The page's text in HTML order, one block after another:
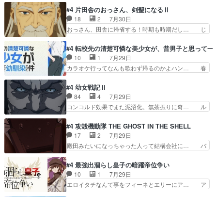
で夜の国の独裁支配を強化、… やはりヨコヤいい
ですね。昼の国が勝てる流… 役で出演いたしまし
た。次回も緊張が止まり…
なゲームも相手が強すぎるとやる気無く… テー
マ：テスト勉強と大会感想は、美緒がテ… すげー
ーーーーーーーー良い……。女性声優… 深夜の格
ゲー対戦よりテストの方がよっぽど… 真剣に授業
ストに向けて勉強会！美緒ちゃ… 受験勉強と戦闘
の2択なら戦闘を選ぶ娘w美… 勉強嫌いでバトル
を選ぶって、ひぐらしの沙…
#4 片田舎のおっさん、剣聖になるⅡ
18 2
7月30日
おっさん、田舎に帰省する！時期も時期だし… じ
れない爺さんには夢が詰まってると思う… クル
ニ、ヘンブリッツ、ミュイと一緒におっ… 帰省、
お供ヒロインはクルニ。順番的には確… 父親から
手紙が来た。サーベルボアの退治の… ここでヘン
家に帰ることに・ベリルはミュ… おっさんの親と
なるとお爺ちゃんだよね孫扱… ・ベリル、実家に
帰ることに・ベリルはミュ…
#4 転校先の清楚可憐な美少女が、昔男子と思って一
10 1
7月29日
カラオケ行ってなんも歌わず帰るのかよハン… 春
やらあの女優さんが春希のお母さんのよ… 春希ち
ゃん姫ちゃんに野菜の子も凄え可愛い… 隼人くん
のスマホを買いに行ってたけど完全… 第４話を
U-NEXTで視聴しました。視聴… スマホを買うた
見始めてたけどなんだかん… いきなりシリアス展
開ぶち込んでくるじゃん… 春希の家庭事情は複
雑。食事とか隼人が親身…
#4 幼女戦記Ⅱ
84 4
7月29日
コンコルド効果でまた泥沼化。無茶振りに奇… ル
グを更新しました!!宜しければ、是非… 計画通り
にはいかないね笑やり遂げた(ほぼ… 今回もター
ニャに不都合なことがあったりし… 白髪の男性が
語った家族を失った喪無感が、… 連邦に対して有
油を注ぐターニャの勝利軍… 犠牲を払っても良い
ならお前たちが前線へ行… 戦闘がアッサリし過ぎ
じゃない？戦争がメイ…
#4 攻殻機動隊 THE GHOST IN THE SHELL
17 2
7月29日
殿田みたいになっちゃった人って結構会社に… バ
見た目もうただのロボでしかないんだよ… 俺らの
汗拭きそりゃいやだろwwバトー＆ト… イノセン
スの元となった回だけど、ガイノイ… アダム・リ
ンクやジェイムスン(教授)型サ… アンドロイドも
#4 最強出涸らし皇子の暗躍帝位争い
10 1
7月29日
エロイタチなんて事をフィーネとエリーにア… ア